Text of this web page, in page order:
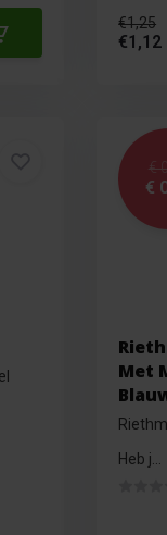
€1,25
€1,12
€
€
Met
Heb j...